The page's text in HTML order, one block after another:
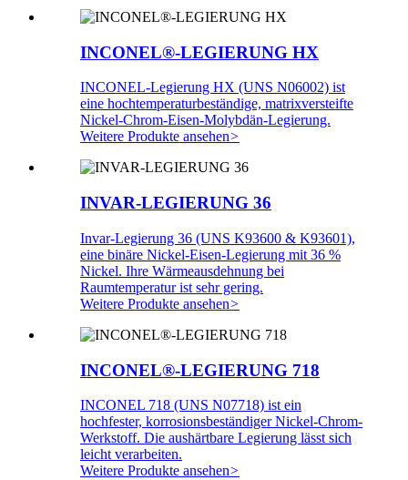
INCONEL®-LEGIERUNG HX
INCONEL-Legierung HX (UNS N06002) ist
eine hochtemperaturbeständige, matrixversteifte
Nickel-Chrom-Eisen-Molybdän-Legierung.
Weitere Produkte ansehen>
INVAR-LEGIERUNG 36
Invar-Legierung 36 (UNS K93600 & K93601),
eine binäre Nickel-Eisen-Legierung mit 36 ​​%
Nickel. Ihre Wärmeausdehnung bei
Raumtemperatur ist sehr gering.
Weitere Produkte ansehen>
INCONEL®-LEGIERUNG 718
INCONEL 718 (UNS N07718) ist ein
hochfester, korrosionsbeständiger Nickel-Chrom-
Werkstoff. Die aushärtbare Legierung lässt sich
leicht verarbeiten.
Weitere Produkte ansehen>